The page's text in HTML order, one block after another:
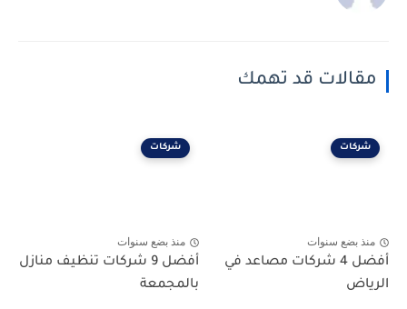
مقالات قد تهمك
شركات
منذ بضع سنوات
أفضل 4 شركات مصاعد في
الرياض
شركات
منذ بضع سنوات
أفضل 9 شركات تنظيف منازل
بالمجمعة